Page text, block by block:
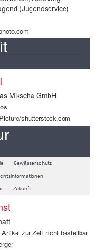
(Jugendservice)
Mikscha GmbH
shutterstock.com
Gewässerschutz
Zukunft
zur Zeit nicht bestellbar